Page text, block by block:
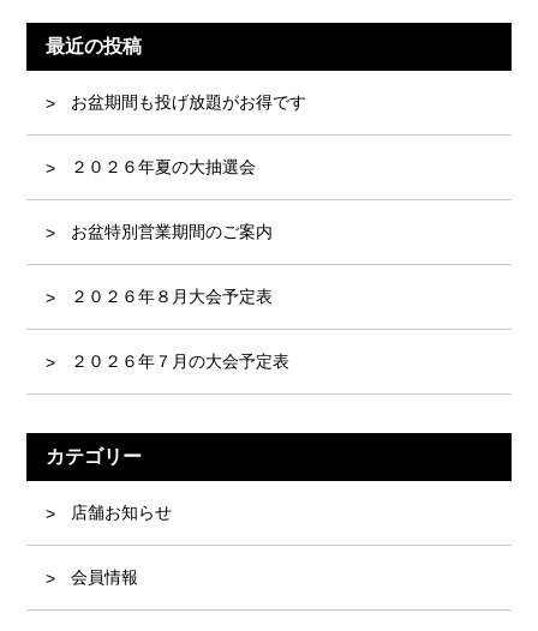
最近の投稿
お盆期間も投げ放題がお得です
２０２６年夏の大抽選会
お盆特別営業期間のご案内
２０２６年８月大会予定表
２０２６年７月の大会予定表
カテゴリー
店舗お知らせ
会員情報